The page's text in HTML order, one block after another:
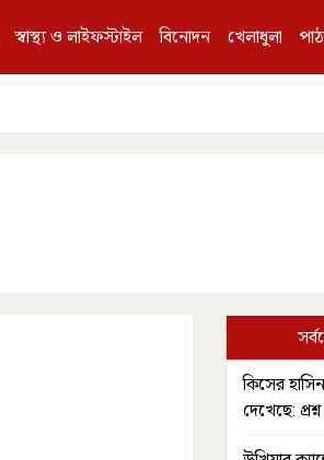
স্বাস্থ্য ও লাইফস্টাইল বিনোদন খেলাধুলা
কিসের
দেখেছে: প্রশ্ন